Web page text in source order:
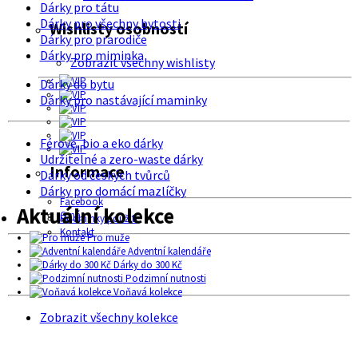
Wishlisty osobností
Zobrazit všechny wishlisty
Informace
Facebook
O nás
Podmínky použití
Kontakt
Dárky pro tátu
Dárky pro všechny bytosti
Dárky pro prarodiče
Dárky pro miminka
Dárky do bytu
Dárky pro nastávající maminky
Férové, bio a eko dárky
Udržitelné a zero-waste dárky
Dárky od českých tvůrců
Dárky pro domácí mazlíčky
Aktuální kolekce
Pro muže
Adventní kalendáře
Dárky do 300 Kč
Podzimní nutnosti
Voňavá kolekce
Zobrazit všechny kolekce